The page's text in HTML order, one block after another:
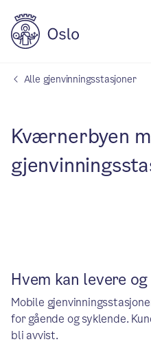
Alle gjenvinningsstasjoner
Kværnerbyen
Hvem kan levere
Mobile
for gående og syklende.
bli avvist.